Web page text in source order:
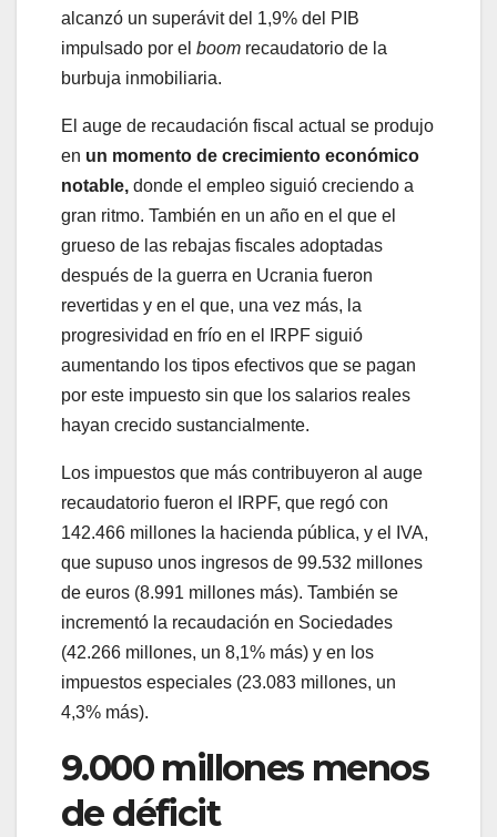
alcanzó un superávit del 1,9% del PIB
impulsado por el boom recaudatorio de la
burbuja inmobiliaria.
El auge de recaudación fiscal actual se produjo
en un momento de crecimiento económico
notable, donde el empleo siguió creciendo a
gran ritmo. También en un año en el que el
grueso de las rebajas fiscales adoptadas
después de la guerra en Ucrania fueron
revertidas y en el que, una vez más, la
progresividad en frío en el IRPF siguió
aumentando los tipos efectivos que se pagan
por este impuesto sin que los salarios reales
hayan crecido sustancialmente.
Los impuestos que más contribuyeron al auge
recaudatorio fueron el IRPF, que regó con
142.466 millones la hacienda pública, y el IVA,
que supuso unos ingresos de 99.532 millones
de euros (8.991 millones más). También se
incrementó la recaudación en Sociedades
(42.266 millones, un 8,1% más) y en los
impuestos especiales (23.083 millones, un
4,3% más).
9.000 millones menos
de déficit